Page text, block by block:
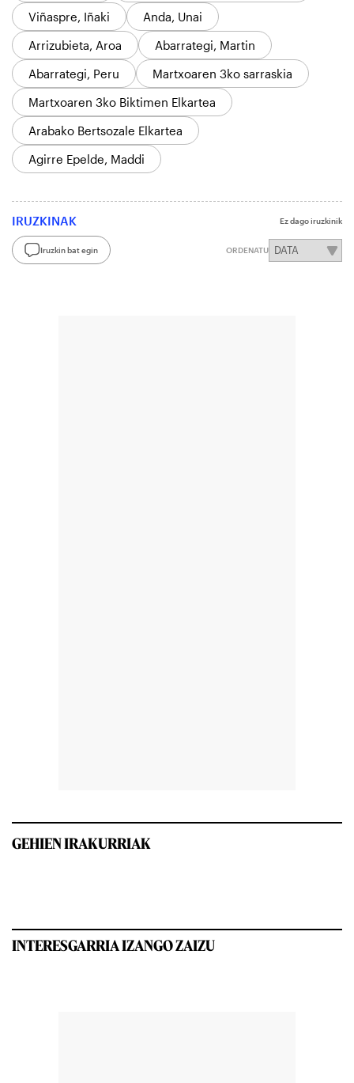
Viñaspre, Iñaki
Anda, Unai
Arrizubieta, Aroa
Abarrategi, Martin
Abarrategi, Peru
Martxoaren 3ko sarraskia
Martxoaren 3ko Biktimen Elkartea
Arabako Bertsozale Elkartea
Agirre Epelde, Maddi
IRUZKINAK Ez dago iruzkinik
Iruzkin bat egin ORDENATU
GEHIEN IRAKURRIAK
INTERESGARRIA IZANGO ZAIZU